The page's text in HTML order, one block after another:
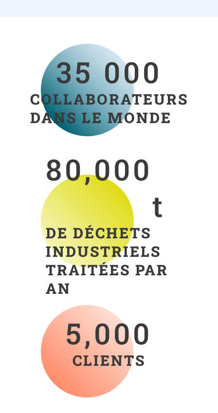
COLLABORATEURS
DANS LE MONDE
35 000
DE DÉCHETS
INDUSTRIELS
TRAITÉES PAR
AN
80,000
t
CLIENTS
5,000